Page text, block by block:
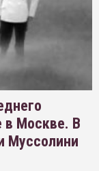
в Москве. В
Муссолини